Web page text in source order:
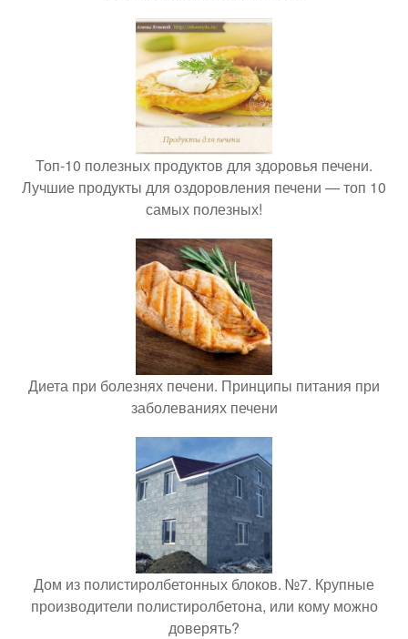
Топ-10 полезных продуктов для здоровья печени.
Лучшие продукты для оздоровления печени — топ 10
самых полезных!
Диета при болезнях печени. Принципы питания при
заболеваниях печени
Дом из полистиролбетонных блоков. №7. Крупные
производители полистиролбетона, или кому можно
доверять?